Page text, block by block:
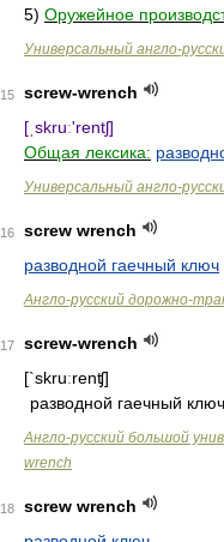
5) Оружейное
Универсальный англо-
15
screw-wrench
[ˌskruː'rentʃ]
Общая лексика:
Универсальный англо-
16
screw wrench
разводной гаечный ключ
Англо-русский дорожно-
17
screw-wrench
[`skruːrenʧ]
разводной гаечный ключ
Англо-русский большой
wrench
18
screw wrench